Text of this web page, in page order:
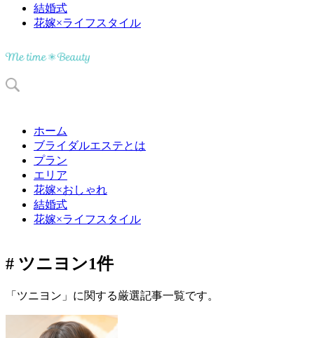
結婚式
花嫁×ライフスタイル
ホーム
ブライダルエステとは
プラン
エリア
花嫁×おしゃれ
結婚式
花嫁×ライフスタイル
# ツニヨン1件
「ツニヨン」に関する厳選記事一覧です。